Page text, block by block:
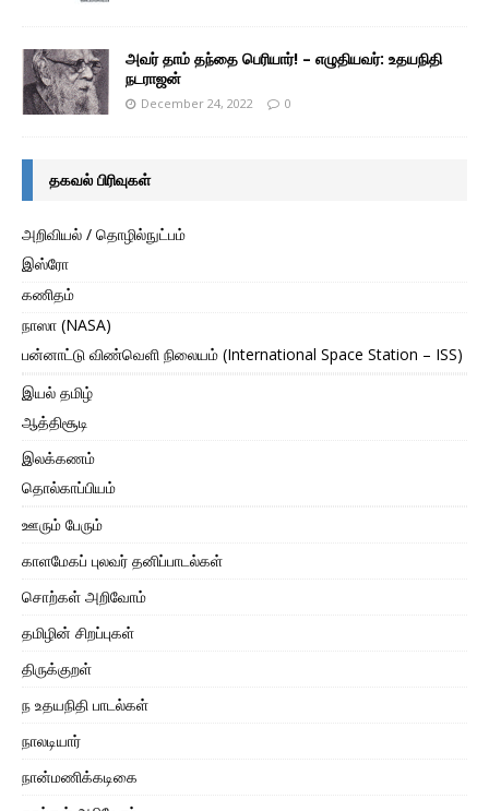
அவர் தாம் தந்தை பெரியார்! – எழுதியவர்: உதயநிதி
நடராஜன்
December 24, 2022 0
தகவல் பிரிவுகள்
அறிவியல் / தொழில்நுட்பம்
இஸ்ரோ
கணிதம்
நாஸா (NASA)
பன்னாட்டு விண்வெளி நிலையம் (International Space Station – ISS)
இயல் தமிழ்
ஆத்திசூடி
இலக்கணம்
தொல்காப்பியம்
ஊரும் பேரும்
காளமேகப் புலவர் தனிப்பாடல்கள்
சொற்கள் அறிவோம்
தமிழின் சிறப்புகள்
திருக்குறள்
ந உதயநிதி பாடல்கள்
நாலடியார்
நான்மணிக்கடிகை